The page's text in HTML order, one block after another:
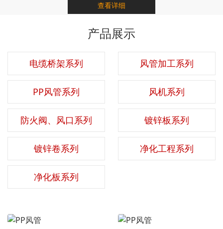
查看详细
产品展示
电缆桥架系列 风管加工系列
PP风管系列 风机系列
防火阀、风口系列 镀锌板系列
镀锌卷系列 净化工程系列
净化板系列